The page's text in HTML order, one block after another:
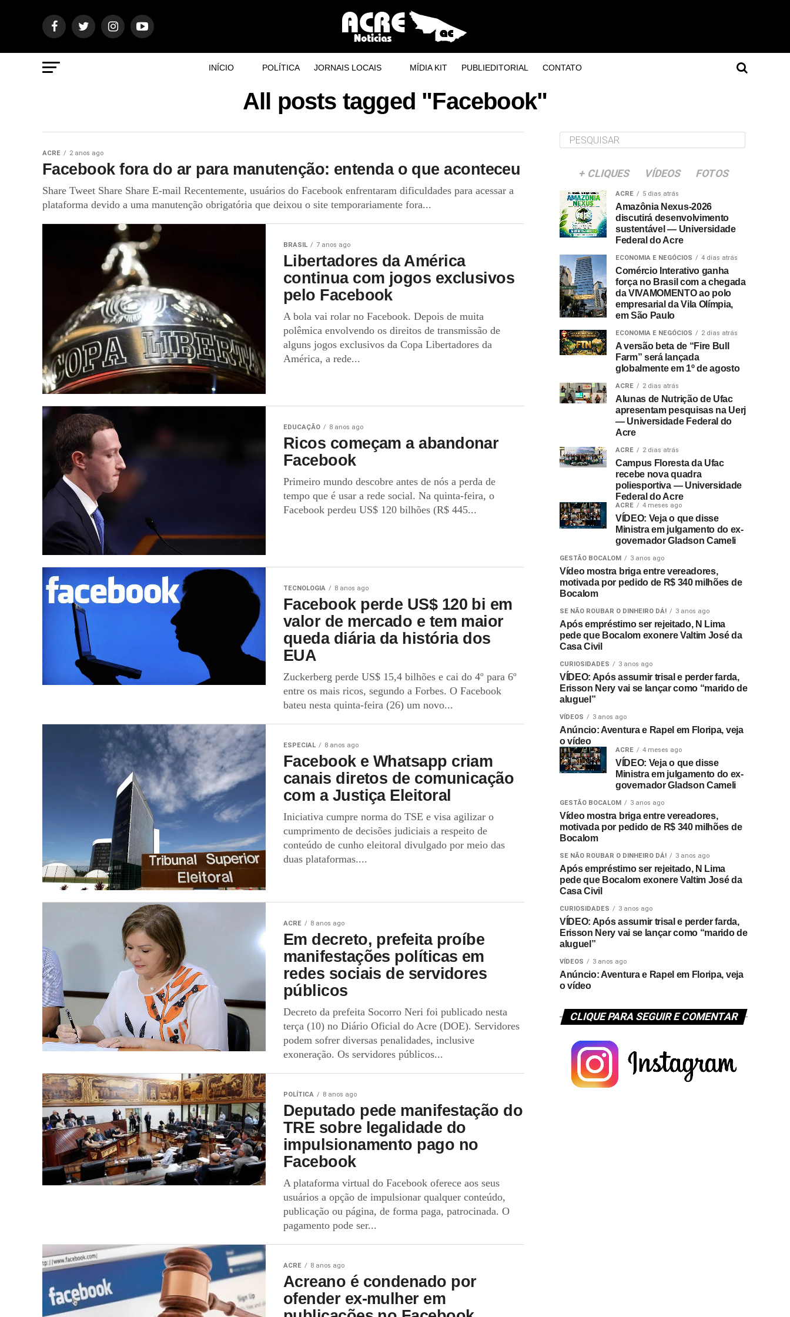
INÍCIO POLÍTICA JORNAIS LOCAIS MÍDIA KIT PUBLIEDITORIAL CONTATO
All posts tagged "Facebook"
ACRE 2 anos ago
Facebook fora do ar para manutenção: entenda o que aconteceu
Share Tweet Share Share E-mail Recentemente, usuários do Facebook enfrentaram dificuldades para acessar a
plataforma devido a uma manutenção obrigatória que deixou o site temporariamente fora...
BRASIL 7 anos ago
Libertadores da América
continua com jogos exclusivos
pelo Facebook
A bola vai rolar no Facebook. Depois de muita
polêmica envolvendo os direitos de transmissão de
alguns jogos exclusivos da Copa Libertadores da
América, a rede...
EDUCAÇÃO 8 anos ago
Ricos começam a abandonar
Facebook
Primeiro mundo descobre antes de nós a perda de
tempo que é usar a rede social. Na quinta-feira, o
Facebook perdeu US$ 120 bilhões (R$ 445...
TECNOLOGIA 8 anos ago
Facebook perde US$ 120 bi em
valor de mercado e tem maior
queda diária da história dos
EUA
Zuckerberg perde US$ 15,4 bilhões e cai do 4º para 6º
entre os mais ricos, segundo a Forbes. O Facebook
bateu nesta quinta-feira (26) um novo...
ESPECIAL 8 anos ago
Facebook e Whatsapp criam
canais diretos de comunicação
com a Justiça Eleitoral
Iniciativa cumpre norma do TSE e visa agilizar o
cumprimento de decisões judiciais a respeito de
conteúdo de cunho eleitoral divulgado por meio das
duas plataformas....
ACRE 8 anos ago
Em decreto, prefeita proíbe
manifestações políticas em
redes sociais de servidores
públicos
Decreto da prefeita Socorro Neri foi publicado nesta
terça (10) no Diário Oficial do Acre (DOE). Servidores
podem sofrer diversas penalidades, inclusive
exoneração. Os servidores públicos...
POLÍTICA 8 anos ago
Deputado pede manifestação do
TRE sobre legalidade do
impulsionamento pago no
Facebook
A plataforma virtual do Facebook oferece aos seus
usuários a opção de impulsionar qualquer conteúdo,
publicação ou página, de forma paga, patrocinada. O
pagamento pode ser...
ACRE 8 anos ago
Acreano é condenado por
ofender ex-mulher em
+ CLIQUES VÍDEOS FOTOS
ACRE 5 dias atrás
Amazônia Nexus-2026
discutirá desenvolvimento
sustentável — Universidade
Federal do Acre
ECONOMIA E NEGÓCIOS 4 dias atrás
Comércio Interativo ganha
força no Brasil com a chegada
da VIVAMOMENTO ao polo
empresarial da Vila Olímpia,
em São Paulo
ECONOMIA E NEGÓCIOS 2 dias atrás
A versão beta de “Fire Bull
Farm” será lançada
globalmente em 1º de agosto
ACRE 2 dias atrás
Alunas de Nutrição de Ufac
apresentam pesquisas na Uerj
— Universidade Federal do
Acre
ACRE 2 dias atrás
Campus Floresta da Ufac
recebe nova quadra
poliesportiva — Universidade
Federal do Acre
ACRE 4 meses ago
VÍDEO: Veja o que disse
Ministra em julgamento do ex-
governador Gladson Cameli
GESTÃO BOCALOM 3 anos ago
Vídeo mostra briga entre vereadores,
motivada por pedido de R$ 340 milhões de
Bocalom
SE NÃO ROUBAR O DINHEIRO DÁ! 3 anos ago
Após empréstimo ser rejeitado, N Lima
pede que Bocalom exonere Valtim José da
Casa Civil
CURIOSIDADES 3 anos ago
VÍDEO: Após assumir trisal e perder farda,
Erisson Nery vai se lançar como “marido de
aluguel”
VÍDEOS 3 anos ago
Anúncio: Aventura e Rapel em Floripa, veja
o vídeo
ACRE 4 meses ago
VÍDEO: Veja o que disse
Ministra em julgamento do ex-
governador Gladson Cameli
GESTÃO BOCALOM 3 anos ago
Vídeo mostra briga entre vereadores,
motivada por pedido de R$ 340 milhões de
Bocalom
SE NÃO ROUBAR O DINHEIRO DÁ! 3 anos ago
Após empréstimo ser rejeitado, N Lima
pede que Bocalom exonere Valtim José da
Casa Civil
CURIOSIDADES 3 anos ago
VÍDEO: Após assumir trisal e perder farda,
Erisson Nery vai se lançar como “marido de
aluguel”
VÍDEOS 3 anos ago
Anúncio: Aventura e Rapel em Floripa, veja
o vídeo
CLIQUE PARA SEGUIR E COMENTAR